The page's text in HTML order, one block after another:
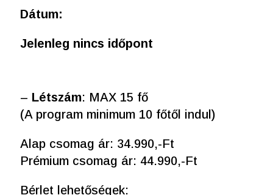
Dátum:
Jelenleg nincs időpont
– Létszám: MAX 15 fő
(A program minimum 10 főtől indul)
Alap csomag ár: 34.990,-Ft
Prémium csomag ár: 44.990,-Ft
Bérlet lehetőségek: